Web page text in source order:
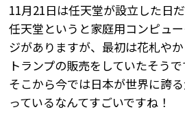
11月21日は任天堂が設立した日だ
任天堂というと家庭用コンピュ
ジがありますが、最初は花札や
トランプの販売をしていたそうで
そこから今では日本が世界に誇
っているなんてすごいですね！